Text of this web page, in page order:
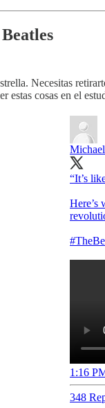
Necesitas
estas cosas en el
“It’s
1:16
348